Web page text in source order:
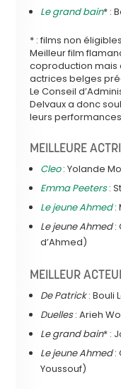
Le grand bain* :
* : films non
Meilleur film
coproduction mais
actrices belges
Le Conseil
Delvaux a donc
leurs
MEILLEURE
Cleo: Yolande
Emma Peeters:
Le jeune Ahmed:
Le jeune Ahmed:
d’Ahmed)
MEILLEUR
De Patrick: Bouli
Duelles: Arieh
Le grand bain* :
Le jeune Ahmed:
Youssouf)